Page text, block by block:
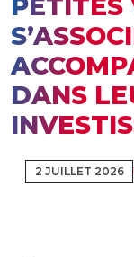
DANS
2 JUILLET 2026